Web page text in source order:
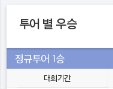
투어 별 우승
정규투어 1승
대회기간